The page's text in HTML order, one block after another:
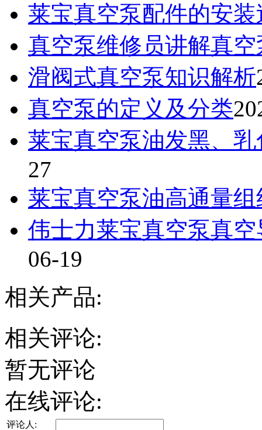
莱宝真空泵配件的安装
真空泵维修员讲解真
滑阀式真空泵知识解析
真空泵的定义及分类
莱宝真空泵油发黑、
27
莱宝真空泵油高通量组
伟士力莱宝真空泵真
06-19
相关产品:
相关评论:
暂无评论
在线评论:
评论人: